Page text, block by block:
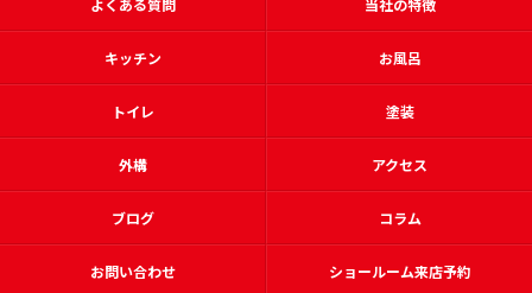
よくある質問 当社の特徴
キッチン お風呂
トイレ 塗装
外構 アクセス
ブログ コラム
お問い合わせ ショールーム来店予約